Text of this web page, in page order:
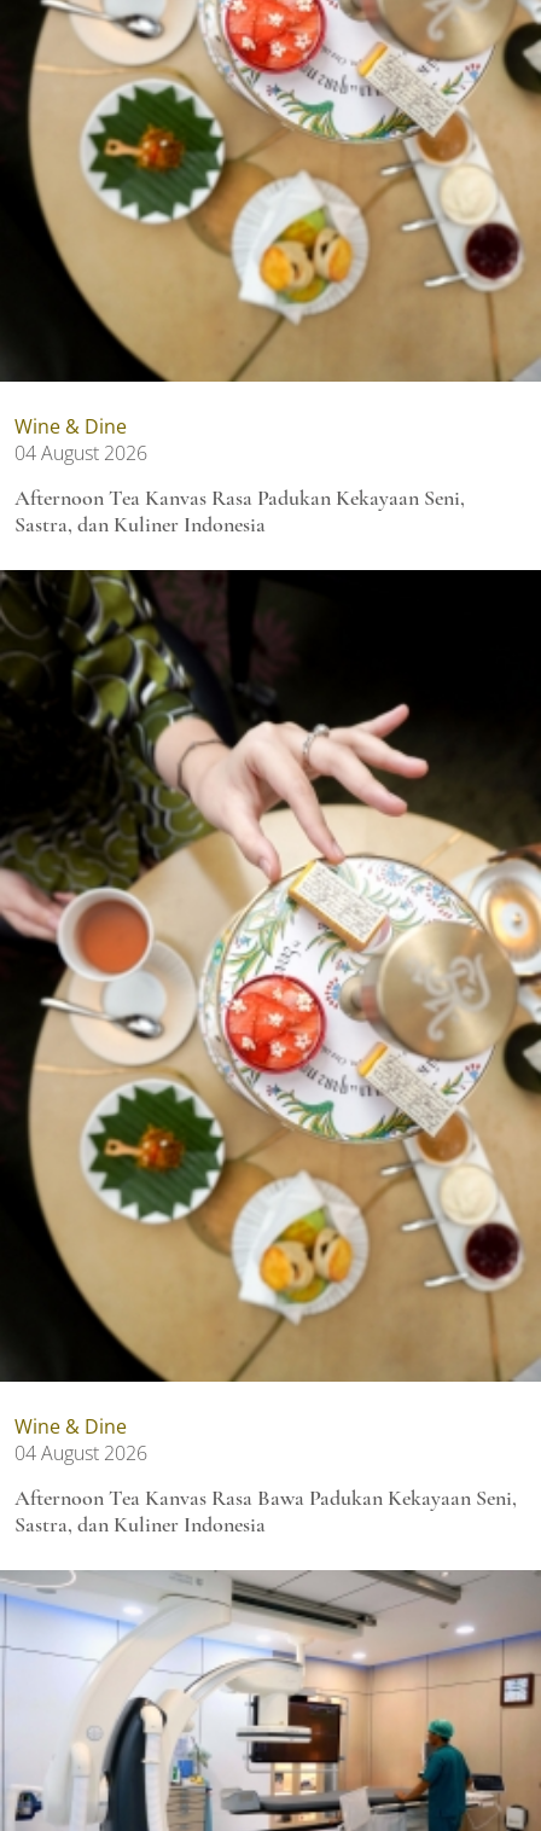
Wine & Dine
04 August 2026
Afternoon Tea Kanvas Rasa Padukan Kekayaan Seni,
Sastra, dan Kuliner Indonesia
Wine & Dine
04 August 2026
Afternoon Tea Kanvas Rasa Bawa Padukan Kekayaan Seni,
Sastra, dan Kuliner Indonesia